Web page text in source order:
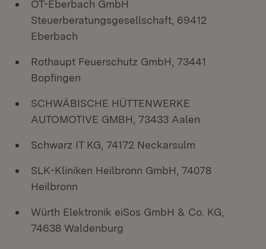
OT-Eberbach GmbH
Steuerberatungsgesellschaft, 69412
Eberbach
Rothaupt Feuerschutz GmbH, 73441
Bopfingen
SCHWÄBISCHE HÜTTENWERKE
AUTOMOTIVE GMBH, 73433 Aalen
Schwarz IT KG, 74172 Neckarsulm
SLK-Kliniken Heilbronn GmbH, 74078
Heilbronn
Würth Elektronik eiSos GmbH & Co. KG,
74638 Waldenburg